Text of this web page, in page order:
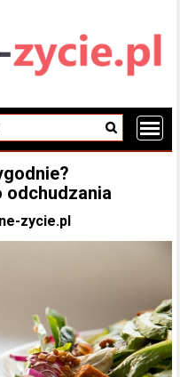
odchudzania
zycie.pl